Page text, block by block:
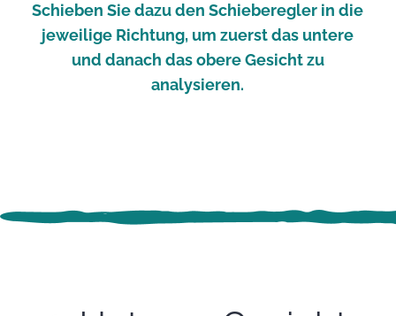
Schieben Sie dazu den Schieberegler in die
jeweilige Richtung, um zuerst das untere
und danach das obere Gesicht zu
analysieren.